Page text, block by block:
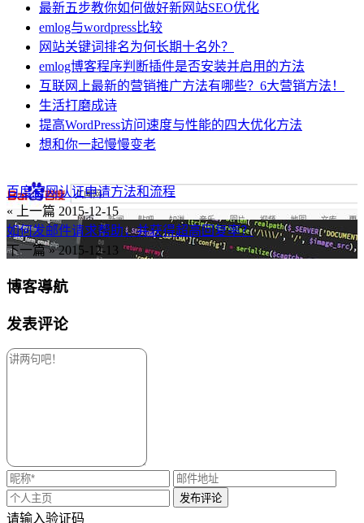
最新五步教你如何做好新网站SEO优化
emlog与wordpress比较
网站关键词排名为何长期十名外？
emlog博客程序判断插件是否安装并启用的方法
互联网上最新的营销推广方法有哪些？6大营销方法！
生活打磨成诗
提高WordPress访问速度与性能的四大优化方法
想和你一起慢慢变老
百度官网认证申请方法和流程
« 上一篇 2015-12-15
如何发邮件请求帮助，并获得超高回复率？
下一篇 » 2015-12-13
博客導航
发表评论
请输入验证码